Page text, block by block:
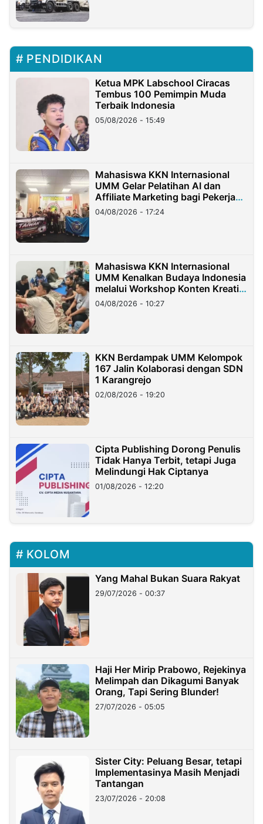
PENDIDIKAN
Ketua MPK Labschool Ciracas
Tembus 100 Pemimpin Muda
Terbaik Indonesia
05/08/2026 - 15:49
Mahasiswa KKN Internasional
UMM Gelar Pelatihan AI dan
Affiliate Marketing bagi Pekerja
Migran Indonesia di Taiwan
04/08/2026 - 17:24
Mahasiswa KKN Internasional
UMM Kenalkan Budaya Indonesia
melalui Workshop Konten Kreatif
di Taiwan
04/08/2026 - 10:27
KKN Berdampak UMM Kelompok
167 Jalin Kolaborasi dengan SDN
1 Karangrejo
02/08/2026 - 19:20
Cipta Publishing Dorong Penulis
Tidak Hanya Terbit, tetapi Juga
Melindungi Hak Ciptanya
01/08/2026 - 12:20
KOLOM
Yang Mahal Bukan Suara Rakyat
29/07/2026 - 00:37
Haji Her Mirip Prabowo, Rejekinya
Melimpah dan Dikagumi Banyak
Orang, Tapi Sering Blunder!
27/07/2026 - 05:05
Sister City: Peluang Besar, tetapi
Implementasinya Masih Menjadi
Tantangan
23/07/2026 - 20:08